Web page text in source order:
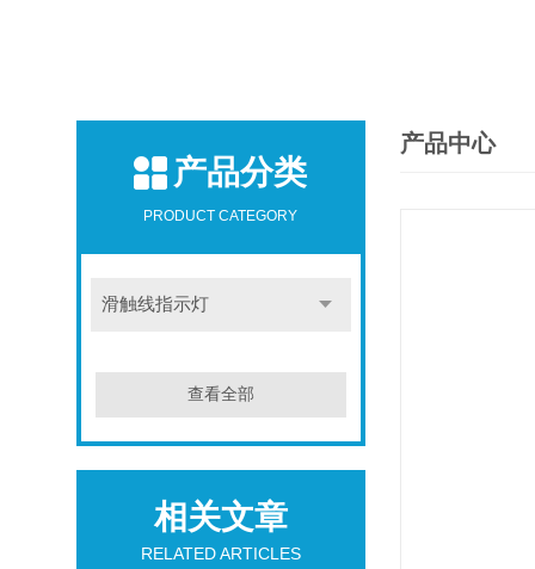
产品分类
PRODUCT CATEGORY
滑触线指示灯
查看全部
相关文章
RELATED ARTICLES
产品中心